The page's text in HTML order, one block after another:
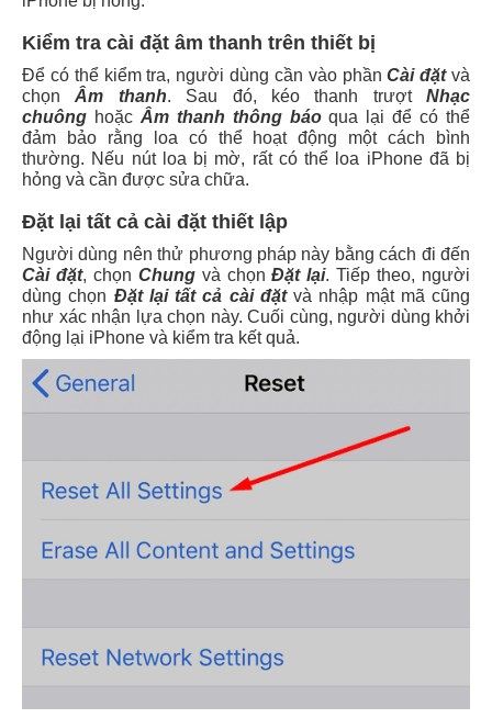
Kiểm tra cài đặt âm thanh trên thiết bị
Để có thể kiểm tra, người dùng cần vào phầnCài đặtvà
chọnÂm thanh. Sau đó, kéo thanh trượt Nhạc
chuông hoặc Âm thanh thông báoqua lại để có thể
đảm bảo rằng loa có thể hoạt động một cách bình
thường. Nếu nút loa bị mờ, rất có thể loa iPhone đã bị
hỏng và cần được sửa chữa.
Đặt lại tất cả cài đặt thiết lập
Người dùng nên thử phương pháp này bằng cách đi đến
Cài đặt, chọn Chungvà chọnĐặt lại. Tiếp theo, người
dùng chọn Đặt lại tất cả cài đặtvà nhập mật mã cũng
như xác nhận lựa chọn này. Cuối cùng, người dùng khởi
động lại iPhone và kiểm tra kết quả.